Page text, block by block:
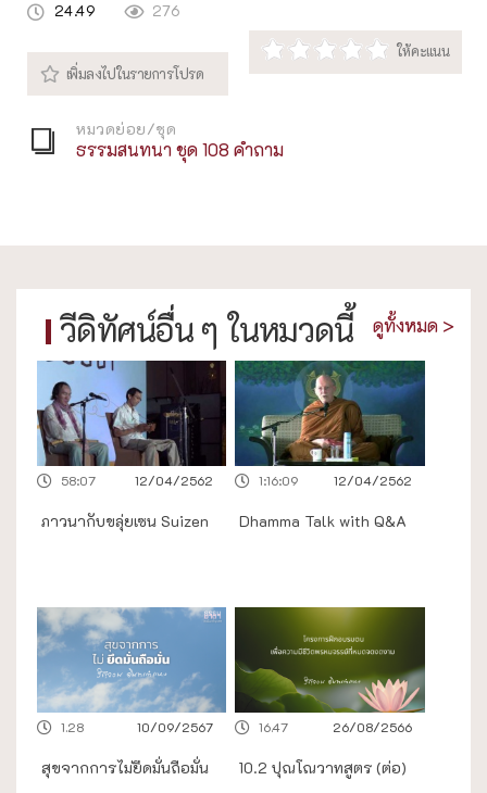
24.49 276
หมวดย่อย/ชุด
ธรรมสนทนา ชุด 108 คำถาม
วีดิทัศน์อื่น ๆ ในหมวดนี้
12/04/2562
58:07
ภาวนากับขลุ่ยเซน Suizen
12/04/2562
1:16:09
Dhamma Talk with Q&A
10/09/2567
1.28
สุขจากการไม่ยึดมั่นถือมั่น
26/08/2566
16.47
10.2 ปุณโณวาทสูตร (ต่อ)
ดูทั้งหมด >